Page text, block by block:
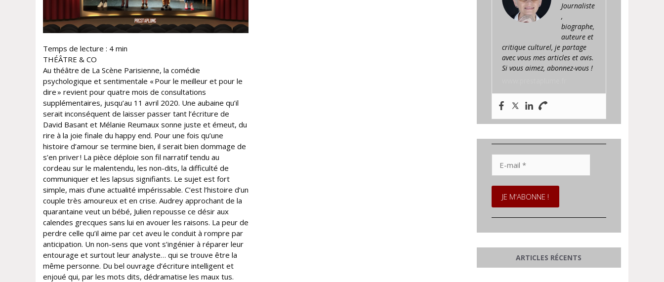
Temps de lecture : 4 min
THÉÂTRE & CO
Au théâtre de La Scène Parisienne, la comédie
psychologique et sentimentale « Pour le meilleur et pour le
dire » revient pour quatre mois de consultations
supplémentaires, jusqu’au 11 avril 2020. Une aubaine qu’il
serait inconséquent de laisser passer tant l’écriture de
David Basant et Mélanie Reumaux sonne juste et émeut, du
rire à la joie finale du happy end. Pour une fois qu’une
histoire d’amour se termine bien, il serait bien dommage de
s’en priver ! La pièce déploie son fil narratif tendu au
cordeau sur le malentendu, les non-dits, la difficulté de
communiquer et les lapsus signifiants. Le sujet est fort
simple, mais d’une actualité impérissable. C’est l’histoire d’un
couple très amoureux et en crise. Audrey approchant de la
quarantaine veut un bébé, Julien repousse ce désir aux
calendes grecques sans lui en avouer les raisons. La peur de
perdre celle qu’il aime par cet aveu le conduit à rompre par
anticipation. Un non-sens que vont s’ingénier à réparer leur
entourage et surtout leur analyste… qui se trouve être la
même personne. Du bel ouvrage d’écriture intelligent et
enjoué qui, par les mots dits, dédramatise les maux tus.
Journaliste
,
biographe,
auteure et
critique culturel, je partage
avec vous mes articles et avis.
Si vous aimez, abonnez-vous !
mail
*
ARTICLES RÉCENTS